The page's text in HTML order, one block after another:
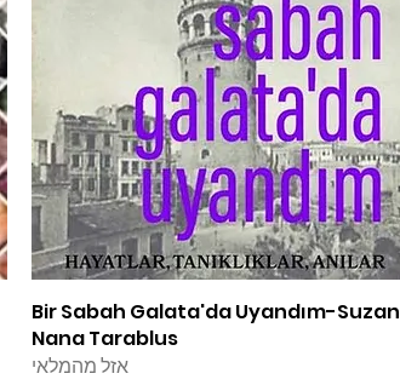
תצוגה מהירה
Bir Sabah Galata'da Uyandım-Suzan
Nana Tarablus
אזל מהמלאי